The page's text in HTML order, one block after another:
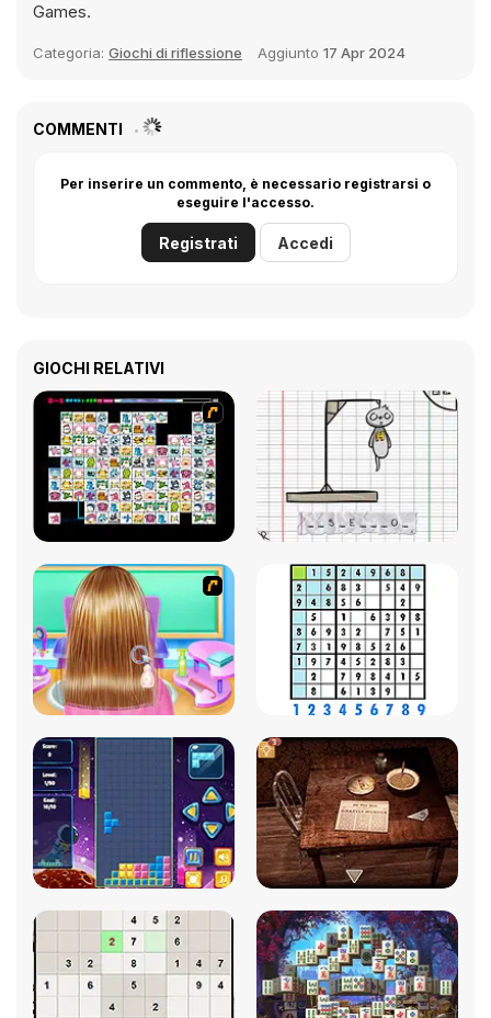
Games.
Categoria: Giochi di riflessione Aggiunto 17 Apr 2024
COMMENTI
Per inserire un commento, è necessario registrarsi o
eseguire l'accesso.
Registrati Accedi
GIOCHI RELATIVI